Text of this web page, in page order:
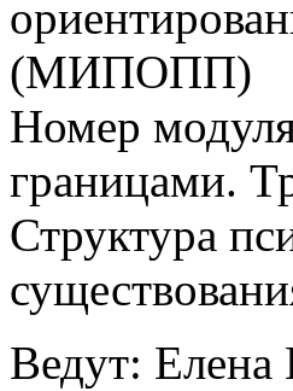
(МИПОПП)
Номер
границами.
Структура
Ведут: Елена